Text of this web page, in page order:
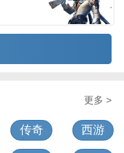
更多 >
传奇 西游